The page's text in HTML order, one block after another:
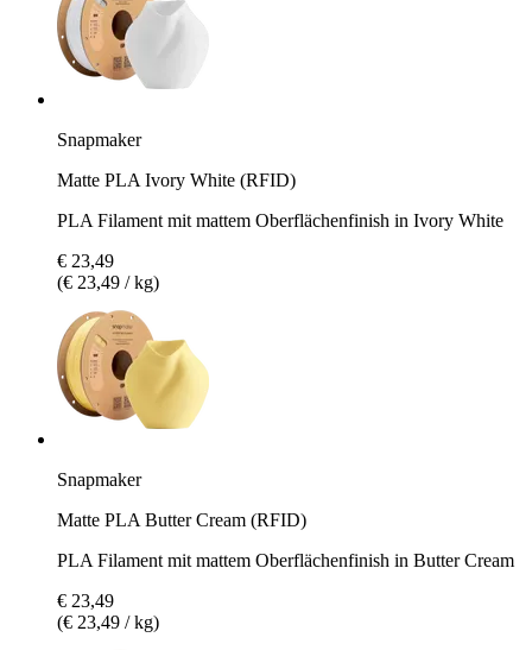
Snapmaker
Matte PLA Ivory White (RFID)
PLA Filament mit mattem Oberflächenfinish in Ivory White
€ 23,49
(€ 23,49 / kg)
Snapmaker
Matte PLA Butter Cream (RFID)
PLA Filament mit mattem Oberflächenfinish in Butter Cream
€ 23,49
(€ 23,49 / kg)